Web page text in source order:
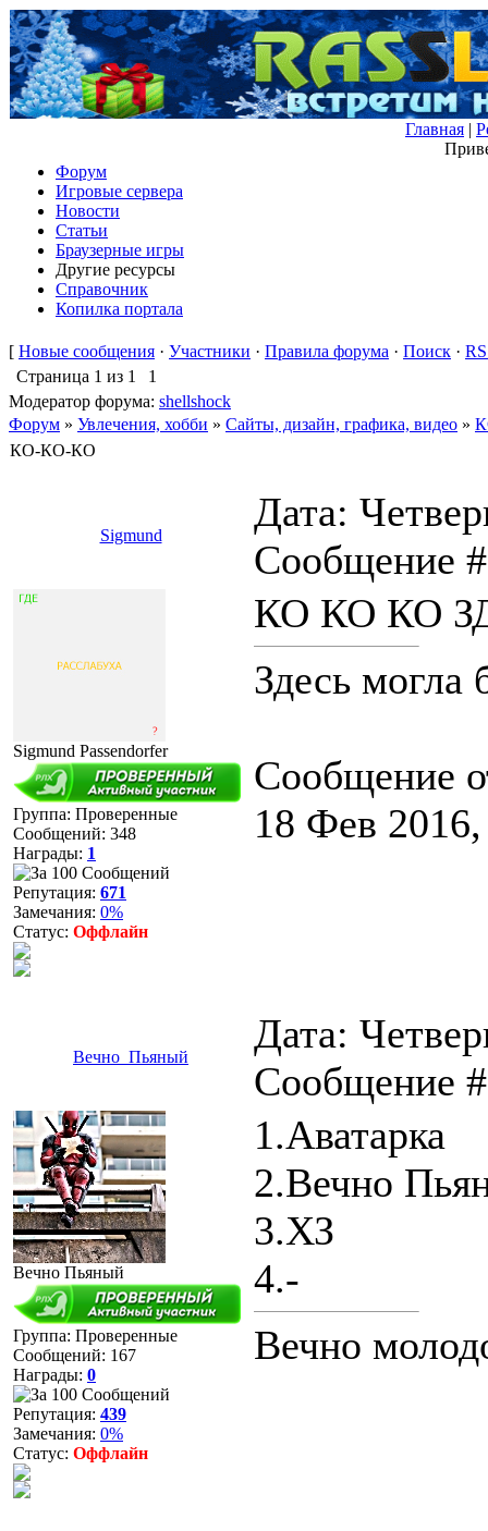
Главная |
Форум
Игровые сервера
Новости
Статьи
Браузерные игры
Другие ресурсы
Справочник
Копилка портала
[ Новые сообщения · Участники · Правила форума · Поиск ·
Страница 1 из 1
1
Модератор форума: shellshock
Форум » Увлечения, хобби » Сайты, дизайн, графика, видео »
КО-КО-КО
Sigmund
Дата:
Сообщение
Sigmund Passendorfer
Группа: Проверенные
Сообщений: 348
Награды: 1
Репутация: 671
Замечания: 0%
Статус: Оффлайн
КО КО КО
Здесь
Сообщение
18 Фев
Вечно_Пьяный
Дата:
Сообщение
Вечно Пьяный
Группа: Проверенные
Сообщений: 167
Награды: 0
Репутация: 439
Замечания: 0%
Статус: Оффлайн
1.Аватарка
2.Вечно
3.ХЗ
4.-
Вечно